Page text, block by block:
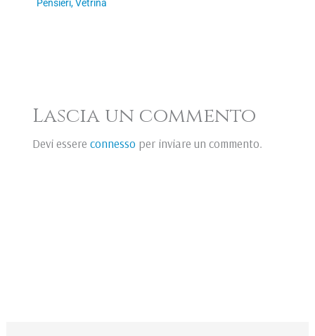
Pensieri,Vetrina
Lascia un commento
Devi essere connesso per inviare un commento.